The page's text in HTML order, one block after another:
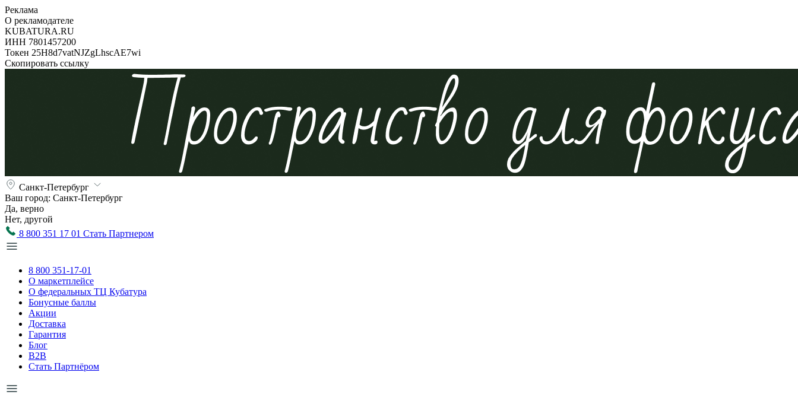
Реклама
О рекламодателе
KUBATURA.RU
ИНН 7801457200
Токен 25H8d7vatNJZgLhscAE7wi
Скопировать ссылку
Санкт-Петербург
Ваш город: Санкт-Петербург
Да, верно
Нет, другой
8 800 351 17 01 Стать Партнером
8 800 351-17-01
О маркетплейсе
О федеральных ТЦ Кубатура
Бонусные баллы
Акции
Доставка
Гарантия
Блог
B2B
Стать Партнёром